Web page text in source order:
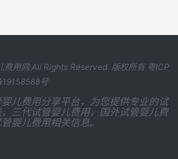
费用网All Rights Reserved. 版权所有 粤ICP
19158588号
儿费用分享平台，为您提供专业的试
三代试管婴儿费用，国外试管婴儿费
婴儿费用相关信息。